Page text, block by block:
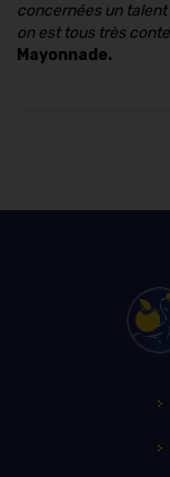
concernées un talent
on est tous très
Mayonnade.